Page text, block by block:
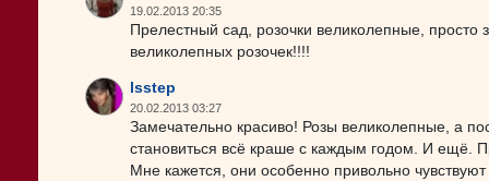
19.02.2013 20:35
Прелестный сад, розочки великолепные,
великолепных розочек!!!!
lsstep
20.02.2013 03:27
Замечательно красиво! Розы великолепные, а
становиться всё краше с каждым годом. И ещё.
Мне кажется, они особенно привольно